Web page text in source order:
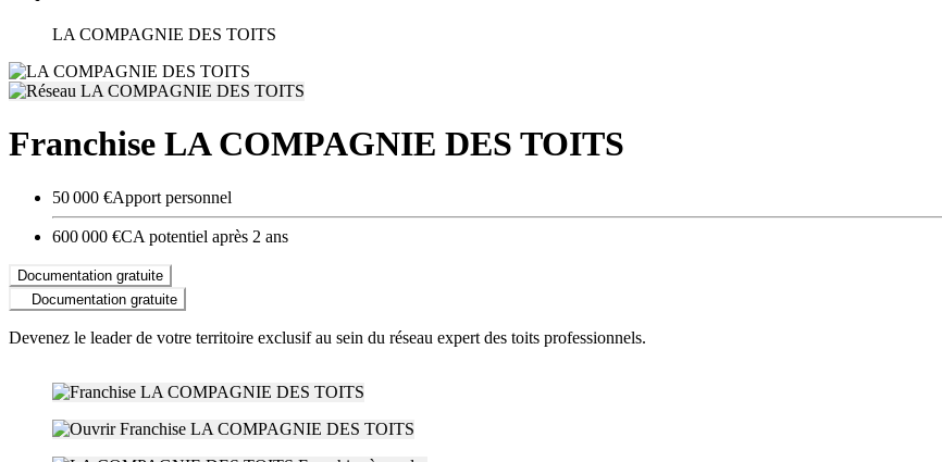
LA COMPAGNIE DES TOITS
Franchise LA COMPAGNIE DES TOITS
50 000 €Apport personnel
600 000 €CA potentiel après 2 ans
Documentation gratuite
Documentation gratuite
Devenez le leader de votre territoire exclusif au sein du réseau expert des toits professionnels.